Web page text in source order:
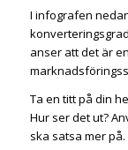
I infografen
anser att det är
Ta en titt på din
Hur ser det ut?
ska satsa mer på.